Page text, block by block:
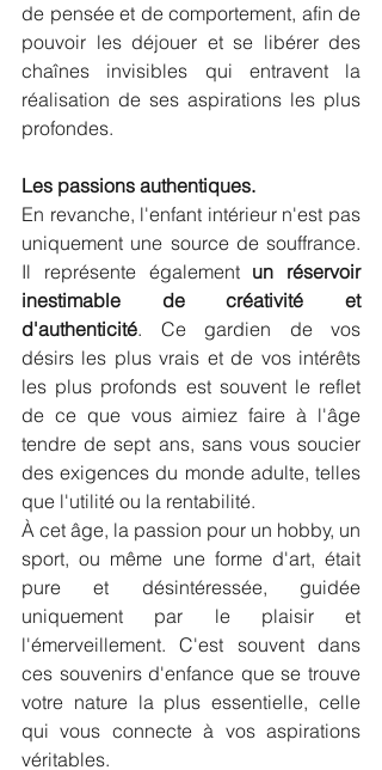
de pensée et de comportement, afin de
pouvoir les déjouer et se libérer des
chaînes invisibles qui entravent la
réalisation de ses aspirations les plus
profondes.
Les passions authentiques.
En revanche, l'enfant intérieur n'est pas
uniquement une source de souffrance.
Il représente également un réservoir
inestimable de créativité et
d'authenticité. Ce gardien de vos
désirs les plus vrais et de vos intérêts
les plus profonds est souvent le reflet
de ce que vous aimiez faire à l'âge
tendre de sept ans, sans vous soucier
des exigences du monde adulte, telles
que l'utilité ou la rentabilité.
À cet âge, la passion pour un hobby, un
sport, ou même une forme d'art, était
pure et désintéressée, guidée
uniquement par le plaisir et
l'émerveillement. C'est souvent dans
ces souvenirs d'enfance que se trouve
votre nature la plus essentielle, celle
qui vous connecte à vos aspirations
véritables.